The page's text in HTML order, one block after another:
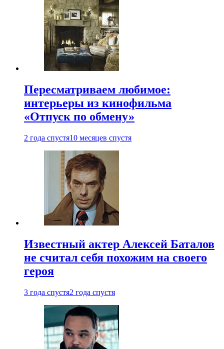
Пересматриваем любимое:
интерьеры из кинофильма
«Отпуск по обмену»
2 года спустя10 месяцев спустя
Известный актер Алексей Баталов
не считал себя похожим на своего
героя
3 года спустя2 года спустя